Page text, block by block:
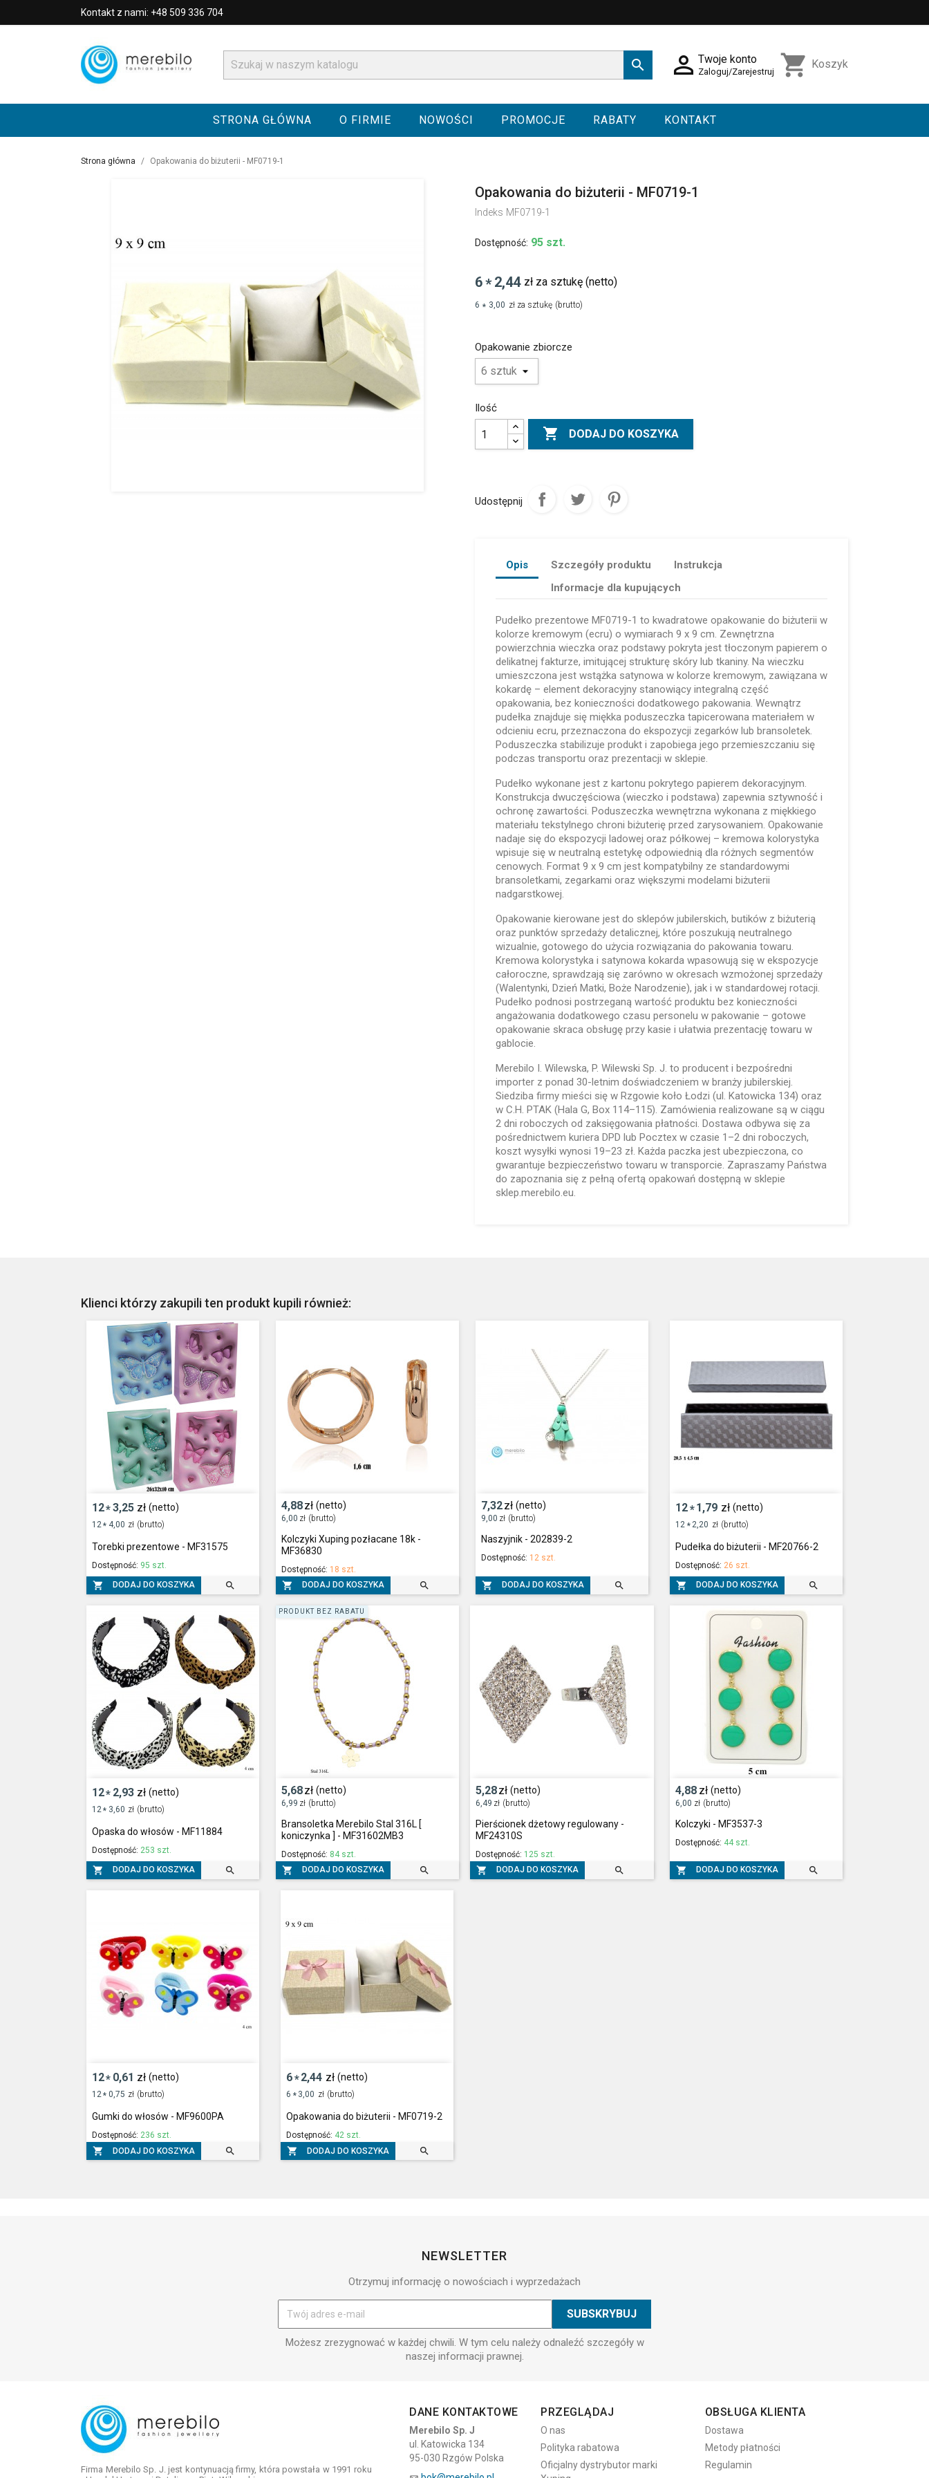
Kontakt z nami: +48 509 336 704
  Twoje konto
Zaloguj/Zarejestruj shopping_cart Koszyk
STRONA GŁÓWNA O FIRMIE NOWOŚCI PROMOCJE RABATY KONTAKT
Strona główna Opakowania do biżuterii - MF0719-1
Opakowania do biżuterii - MF0719-1
Indeks MF0719-1
Dostępność: 95 szt.
6* 2,44 zł za sztukę (netto)
6 * 3,00 zł za sztukę (brutto)
Opakowanie zbiorcze
Ilość
 DODAJ DO KOSZYKA
Udostępnij
Opis Szczegóły produktu
Instrukcja
Informacje dla kupujących
Pudełko prezentowe MF0719-1 to kwadratowe opakowanie do biżuterii w
kolorze kremowym (ecru) o wymiarach 9 x 9 cm. Zewnętrzna
powierzchnia wieczka oraz podstawy pokryta jest tłoczonym papierem o
delikatnej fakturze, imitującej strukturę skóry lub tkaniny. Na wieczku
umieszczona jest wstążka satynowa w kolorze kremowym, zawiązana w
kokardę – element dekoracyjny stanowiący integralną część
opakowania, bez konieczności dodatkowego pakowania. Wewnątrz
pudełka znajduje się miękka poduszeczka tapicerowana materiałem w
odcieniu ecru, przeznaczona do ekspozycji zegarków lub bransoletek.
Poduszeczka stabilizuje produkt i zapobiega jego przemieszczaniu się
podczas transportu oraz prezentacji w sklepie.
Pudełko wykonane jest z kartonu pokrytego papierem dekoracyjnym.
Konstrukcja dwuczęściowa (wieczko i podstawa) zapewnia sztywność i
ochronę zawartości. Poduszeczka wewnętrzna wykonana z miękkiego
materiału tekstylnego chroni biżuterię przed zarysowaniem. Opakowanie
nadaje się do ekspozycji ladowej oraz półkowej – kremowa kolorystyka
wpisuje się w neutralną estetykę odpowiednią dla różnych segmentów
cenowych. Format 9 x 9 cm jest kompatybilny ze standardowymi
bransoletkami, zegarkami oraz większymi modelami biżuterii
nadgarstkowej.
Opakowanie kierowane jest do sklepów jubilerskich, butików z biżuterią
oraz punktów sprzedaży detalicznej, które poszukują neutralnego
wizualnie, gotowego do użycia rozwiązania do pakowania towaru.
Kremowa kolorystyka i satynowa kokarda wpasowują się w ekspozycje
całoroczne, sprawdzają się zarówno w okresach wzmożonej sprzedaży
(Walentynki, Dzień Matki, Boże Narodzenie), jak i w standardowej rotacji.
Pudełko podnosi postrzeganą wartość produktu bez konieczności
angażowania dodatkowego czasu personelu w pakowanie – gotowe
opakowanie skraca obsługę przy kasie i ułatwia prezentację towaru w
gablocie.
Merebilo I. Wilewska, P. Wilewski Sp. J. to producent i bezpośredni
importer z ponad 30-letnim doświadczeniem w branży jubilerskiej.
Siedziba firmy mieści się w Rzgowie koło Łodzi (ul. Katowicka 134) oraz
w C.H. PTAK (Hala G, Box 114–115). Zamówienia realizowane są w ciągu
2 dni roboczych od zaksięgowania płatności. Dostawa odbywa się za
pośrednictwem kuriera DPD lub Pocztex w czasie 1–2 dni roboczych,
koszt wysyłki wynosi 19–23 zł. Każda paczka jest ubezpieczona, co
gwarantuje bezpieczeństwo towaru w transporcie. Zapraszamy Państwa
do zapoznania się z pełną ofertą opakowań dostępną w sklepie
sklep.merebilo.eu.
Klienci którzy zakupili ten produkt kupili również:
12*3,25 zł (netto)
12 * 4,00 zł (brutto)
Torebki prezentowe - MF31575
Dostępność: 95 szt.
 DODAJ DO KOSZYKA 
4,88zł (netto)
6,00 zł (brutto)
Kolczyki Xuping pozłacane 18k -
MF36830
Dostępność: 18 szt.
 DODAJ DO KOSZYKA 
7,32zł (netto)
9,00 zł (brutto)
Naszyjnik - 202839-2
Dostępność: 12 szt.
 DODAJ DO KOSZYKA 
12*1,79 zł (netto)
12 * 2,20 zł (brutto)
Pudełka do biżuterii - MF20766-2
Dostępność: 26 szt.
 DODAJ DO KOSZYKA 
12* 2,93 zł (netto)
12 * 3,60 zł (brutto)
Opaska do włosów - MF11884
Dostępność: 253 szt.
 DODAJ DO KOSZYKA 
5,68zł (netto)
6,99 zł (brutto)
Bransoletka Merebilo Stal 316L [
koniczynka ] - MF31602MB3
Dostępność: 84 szt.
 DODAJ DO KOSZYKA 
PRODUKT BEZ RABATU
5,28zł (netto)
6,49 zł (brutto)
Pierścionek dżetowy regulowany -
MF24310S
Dostępność: 125 szt.
 DODAJ DO KOSZYKA 
4,88 zł (netto)
6,00 zł (brutto)
Kolczyki - MF3537-3
Dostępność: 44 szt.
 DODAJ DO KOSZYKA 
12* 0,61 zł (netto)
12 * 0,75 zł (brutto)
Gumki do włosów - MF9600PA
Dostępność: 236 szt.
 DODAJ DO KOSZYKA 
6*2,44 zł (netto)
6 * 3,00 zł (brutto)
Opakowania do biżuterii - MF0719-2
Dostępność: 42 szt.
 DODAJ DO KOSZYKA 
NEWSLETTER
Otrzymuj informację o nowościach i wyprzedażach
Możesz zrezygnować w każdej chwili. W tym celu należy odnaleźć szczegóły w
naszej informacji prawnej.
Firma Merebilo Sp. J. jest kontynuacją firmy, która powstała w 1991 roku
DANE KONTAKTOWE
Merebilo Sp. J
ul. Katowicka 134
95-030 Rzgów Polska
PRZEGLĄDAJ
O nas
Polityka rabatowa
Oficjalny dystrybutor marki
OBSŁUGA KLIENTA
Dostawa
Metody płatności
Regulamin